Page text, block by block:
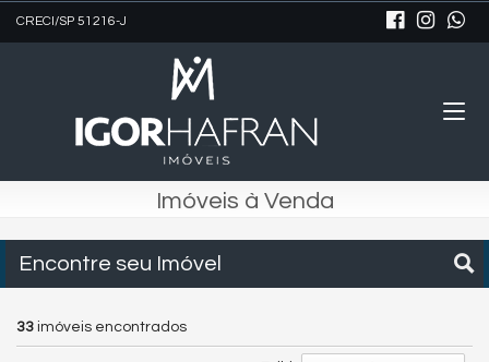
CRECI/SP 51216-J
Imóveis à Venda
Encontre seu Imóvel
33 imóveis encontrados